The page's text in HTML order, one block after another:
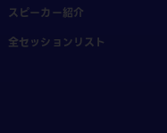
スピーカー紹介
全セッションリスト